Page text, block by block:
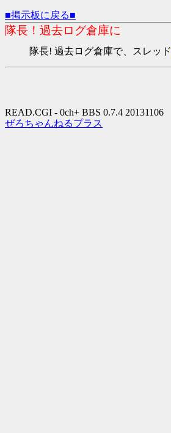
■掲示板に戻る■
隊長！過去ログ倉庫に
隊長! 過去ログ倉庫で、スレッド
READ.CGI - 0ch+ BBS 0.7.4 20131106
ぜろちゃんねるプラス